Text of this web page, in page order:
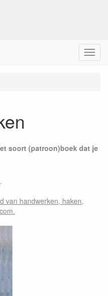
Menu
soort (patroon)boek dat je
.
van handwerken, haken,